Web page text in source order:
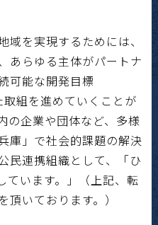
域を実現するためには、
あらゆる主体がパートナ
可能な開発目標
取組を進めていくことが
の企業や団体など、多様
庫」で社会的課題の解決
民連携組織として、「ひ
ています。」（上記、転
いております。）